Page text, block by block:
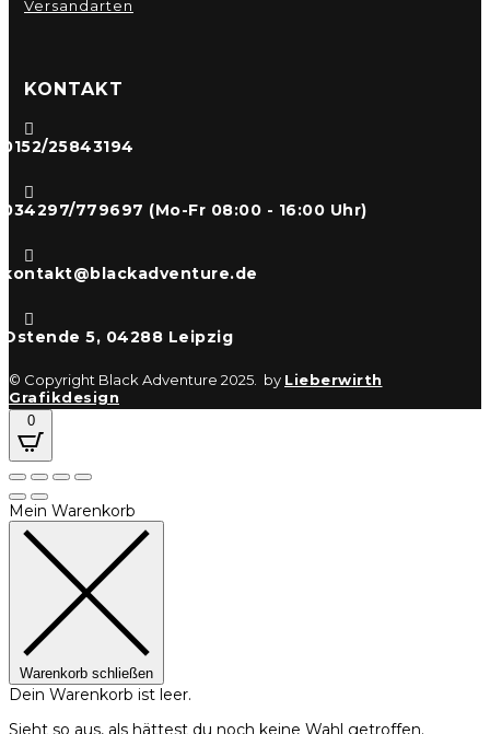
Versandarten
KONTAKT

0152/25843194

034297/779697 (Mo-Fr 08:00 - 16:00 Uhr)

kontakt@blackadventure.de

Ostende 5, 04288 Leipzig
© Copyright Black Adventure 2025. by Lieberwirth
Grafikdesign
0
Mein Warenkorb
Warenkorb schließen
Dein Warenkorb ist leer.
Sieht so aus, als hättest du noch keine Wahl getroffen.